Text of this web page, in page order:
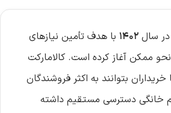
در سال ۱۴۰۲ با هدف تأمین نیازهای
ممکن آغاز کرده است. کالامارکت
خریداران بتوانند به اکثر فروشندگان
خانگی دسترسی مستقیم داشته